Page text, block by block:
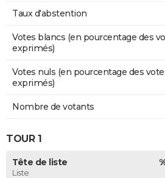
Taux d'abstention
Votes blancs (en pourcentage des
exprimés)
Votes nuls (en pourcentage des
exprimés)
Nombre de votants
TOUR 1
Tête de liste
Liste